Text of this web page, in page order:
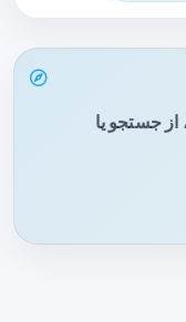
جستجو یا